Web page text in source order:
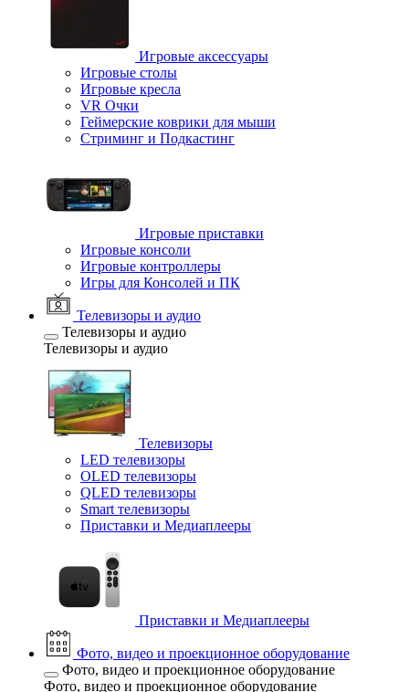
Игровые аксессуары
Игровые столы
Игровые кресла
VR Очки
Геймерские коврики для мыши
Стриминг и Подкастинг
Игровые приставки
Игровые консоли
Игровые контроллеры
Игры для Консолей и ПК
Телевизоры и аудио
Телевизоры и аудио
Телевизоры и аудио
Телевизоры
LED телевизоры
OLED телевизоры
QLED телевизоры
Smart телевизоры
Приставки и Медиаплееры
Приставки и Медиаплееры
Фото, видео и проекционное оборудование
Фото, видео и проекционное оборудование
Фото, видео и проекционное оборудование